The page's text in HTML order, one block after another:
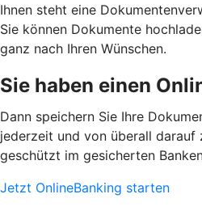
Ihnen steht eine
Sie können Dokumente
ganz nach Ihren Wünschen.
Sie haben einen
Dann speichern Sie Ihre
jederzeit und von überall darauf
geschützt im gesicherten
Jetzt OnlineBanking starten